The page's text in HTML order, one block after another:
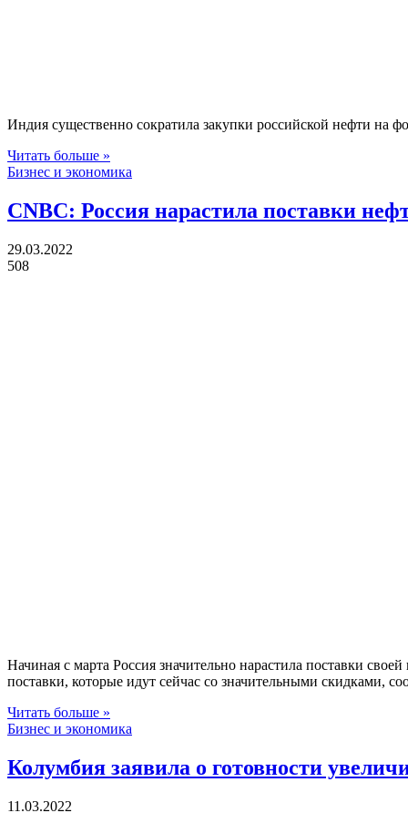
Индия существенно сократила закупки российской нефти на
Читать больше »
Бизнес и экономика
CNBC: Россия нарастила поставки
29.03.2022
508
Начиная с марта Россия значительно нарастила поставки
поставки, которые идут сейчас со значительными скидками,
Читать больше »
Бизнес и экономика
Колумбия заявила о готовности
11.03.2022